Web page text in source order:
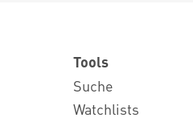
Tools
Suche
Watchlists